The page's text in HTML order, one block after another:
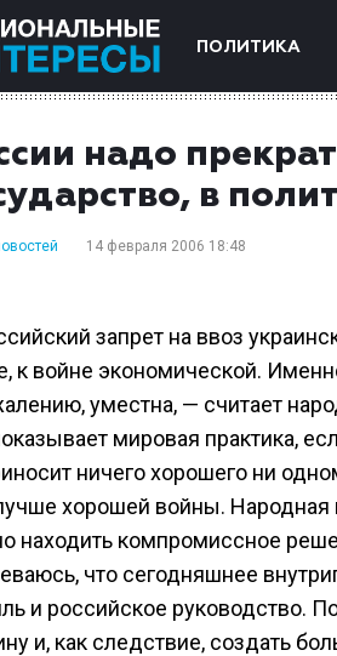
ПОЛИТИКА
надо
в
14 февраля 2006 18:48
запрет на ввоз
к войне экономической.
уместна, — считает
мировая практика,
ничего хорошего ни
хорошей войны. Народная
находить компромиссное
что сегодняшнее
и российское руководство.
и, как следствие, создать